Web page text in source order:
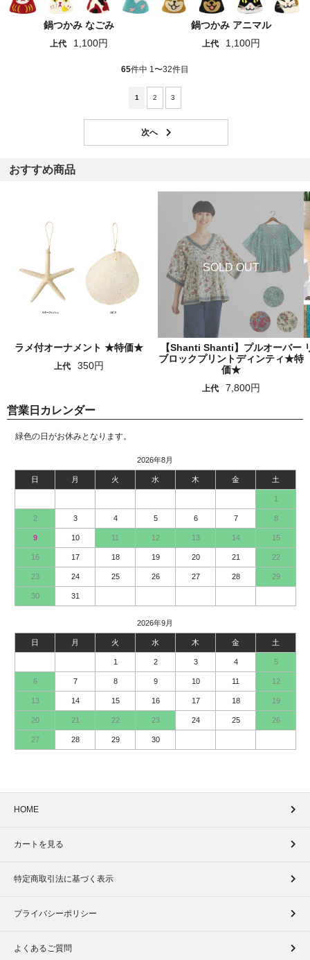
鍋つかみ なごみ
上代 1,100円
鍋つかみ アニマル
上代 1,100円
65件中 1〜32件目
1 2 3
おすすめ商品
ラメ付オーナメント ★特価★
上代 350円
【Shanti Shanti】プルオーバー
ブロックプリントディンティ★特
価★
上代 7,800円
営業日カレンダー
緑色の日がお休みとなります。
2026年8月
日 月 火 水 木 金 土
1
2 3 4 5 6 7 8
9 10 11 12 13 14 15
16 17 18 19 20 21 22
23 24 25 26 27 28 29
30 31
2026年9月
日 月 火 水 木 金 土
1 2 3 4 5
6 7 8 9 10 11 12
13 14 15 16 17 18 19
20 21 22 23 24 25 26
27 28 29 30
HOME
カートを見る
特定商取引法に基づく表示
プライバシーポリシー
よくあるご質問